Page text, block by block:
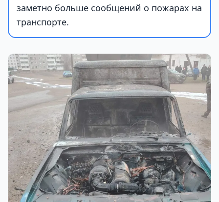
заметно больше сообщений о пожарах на
транспорте.